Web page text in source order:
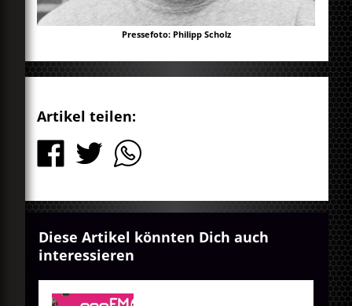
Pressefoto: Philipp Scholz
Artikel teilen:
Diese Artikel könnten Dich auch
interessieren